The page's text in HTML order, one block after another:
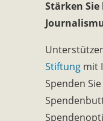
Stärken
Stiftung mit
Spenden